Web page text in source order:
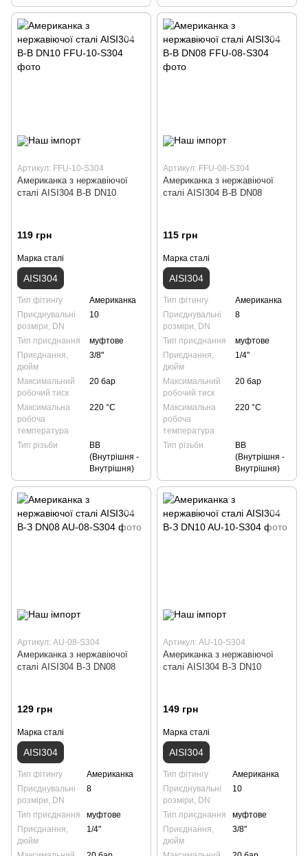
Артикул: FFU-10-S304
Американка з нержавіючої
сталі AISI304 В-В DN10
119 грн
Марка сталі
AISI304
Тип фітингу
Американка
Приєднувальні
розміри, DN
10
Тип приєднання
муфтове
Приєднання,
дюйм
3/8"
Максимальний
робочий тиск
20 бар
Максимальна
робоча
температура
220 °С
Тип різьби
ВВ
(Внутрішня -
Внутрішня)
Артикул: FFU-08-S304
Американка з нержавіючої
сталі AISI304 В-В DN08
115 грн
Марка сталі
AISI304
Тип фітингу
Американка
Приєднувальні
розміри, DN
8
Тип приєднання
муфтове
Приєднання,
дюйм
1/4"
Максимальний
робочий тиск
20 бар
Максимальна
робоча
температура
220 °С
Тип різьби
ВВ
(Внутрішня -
Внутрішня)
Артикул: AU-08-S304
Американка з нержавіючої
сталі AISI304 В-З DN08
129 грн
Марка сталі
AISI304
Тип фітингу
Американка
Приєднувальні
розміри, DN
8
Тип приєднання
муфтове
Приєднання,
дюйм
1/4"
Артикул: AU-10-S304
Американка з нержавіючої
сталі AISI304 В-З DN10
149 грн
Марка сталі
AISI304
Тип фітингу
Американка
Приєднувальні
розміри, DN
10
Тип приєднання
муфтове
Приєднання,
дюйм
3/8"